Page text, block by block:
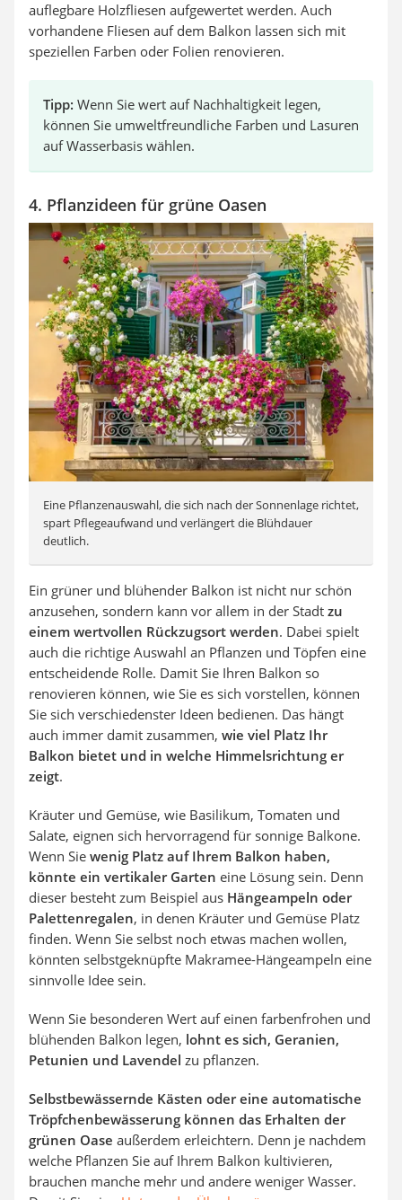
auflegbare Holzfliesen aufgewertet werden. Auch
vorhandene Fliesen auf dem Balkon lassen sich mit
speziellen Farben oder Folien renovieren.
Tipp: Wenn Sie wert auf Nachhaltigkeit legen,
können Sie umweltfreundliche Farben und Lasuren
auf Wasserbasis wählen.
4. Pflanzideen für grüne Oasen
Eine Pflanzenauswahl, die sich nach der Sonnenlage richtet,
spart Pflegeaufwand und verlängert die Blühdauer
deutlich.
Ein grüner und blühender Balkon ist nicht nur schön
anzusehen, sondern kann vor allem in der Stadt zu
einem wertvollen Rückzugsort werden. Dabei spielt
auch die richtige Auswahl an Pflanzen und Töpfen eine
entscheidende Rolle. Damit Sie Ihren Balkon so
renovieren können, wie Sie es sich vorstellen, können
Sie sich verschiedenster Ideen bedienen. Das hängt
auch immer damit zusammen, wie viel Platz Ihr
Balkon bietet und in welche Himmelsrichtung er
zeigt.
Kräuter und Gemüse, wie Basilikum, Tomaten und
Salate, eignen sich hervorragend für sonnige Balkone.
Wenn Sie wenig Platz auf Ihrem Balkon haben,
könnte ein vertikaler Garten eine Lösung sein. Denn
dieser besteht zum Beispiel aus Hängeampeln oder
Palettenregalen, in denen Kräuter und Gemüse Platz
finden. Wenn Sie selbst noch etwas machen wollen,
könnten selbstgeknüpfte Makramee-Hängeampeln eine
sinnvolle Idee sein.
Wenn Sie besonderen Wert auf einen farbenfrohen und
blühenden Balkon legen, lohnt es sich, Geranien,
Petunien und Lavendel zu pflanzen.
Selbstbewässernde Kästen oder eine automatische
Tröpfchenbewässerung können das Erhalten der
grünen Oase außerdem erleichtern. Denn je nachdem
welche Pflanzen Sie auf Ihrem Balkon kultivieren,
brauchen manche mehr und andere weniger Wasser.